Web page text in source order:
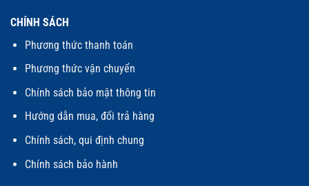
CHÍNH SÁCH
Phương thức thanh toán
Phương thức vận chuyển
Chính sách bảo mật thông tin
Hướng dẫn mua, đổi trả hàng
Chính sách, qui định chung
Chính sách bảo hành